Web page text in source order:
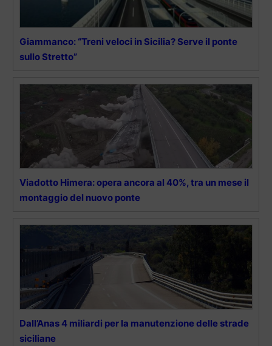
Giammanco: “Treni veloci in Sicilia? Serve il ponte
sullo Stretto”
Viadotto Himera: opera ancora al 40%, tra un mese il
montaggio del nuovo ponte
Dall’Anas 4 miliardi per la manutenzione delle strade
siciliane